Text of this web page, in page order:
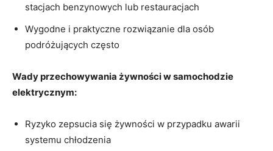
stacjach benzynowych lub restauracjach
Wygodne⁢ i praktyczne rozwiązanie dla osób
podróżujących ⁢często
Wady przechowywania ‌żywności w samochodzie
elektrycznym:
Ryzyko zepsucia się⁣ żywności w przypadku awarii
systemu chłodzenia